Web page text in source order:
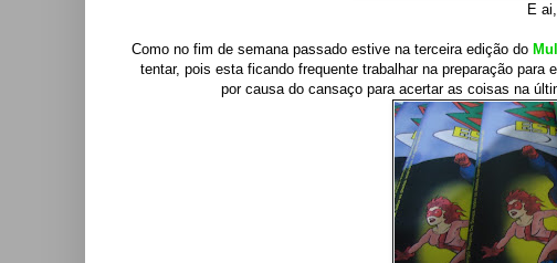
E
Como no fim de semana passado estive na terceira edição do
tentar, pois esta ficando frequente trabalhar na preparação
por causa do cansaço para acertar as coisas na